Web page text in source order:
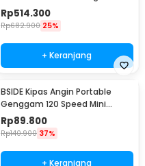
3500 mAh - izzCool 30
Rp514.300
Rp682.900 25%
+ Keranjang
BSIDE Kipas Angin Portable
Genggam 120 Speed Mini
Cooling Fan 2000mAh - M8
Rp89.800
Rp140.900 37%
+ Keranjang